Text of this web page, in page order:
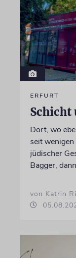
ERFURT
Schicht
Dort, wo
seit
jüdischer
Bagger,
von Katrin